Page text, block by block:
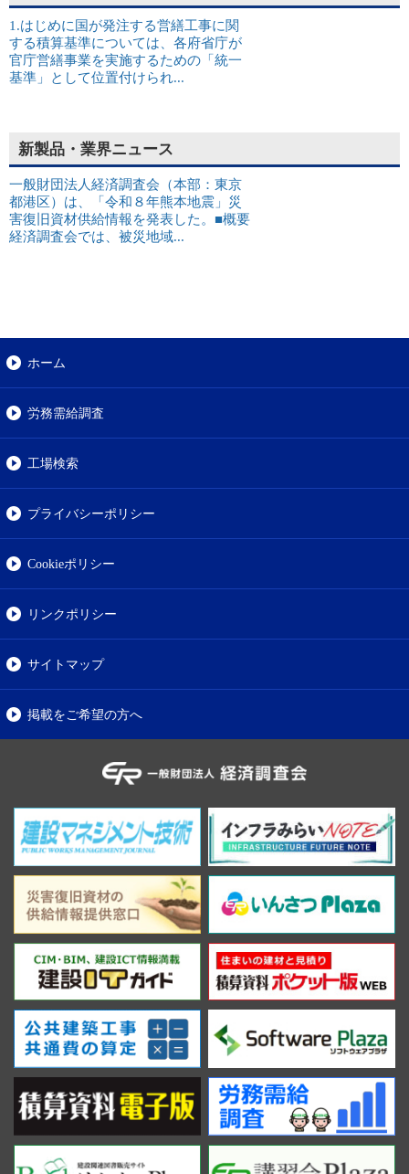
1.はじめに国が発注する営繕工事に関
する積算基準については、各府省庁が
官庁営繕事業を実施するための「統一
基準」として位置付けられ...
新製品・業界ニュース
一般財団法人経済調査会（本部：東京
都港区）は、「令和８年熊本地震」災
害復旧資材供給情報を発表した。■概要
経済調査会では、被災地域...
ホーム
労務需給調査
工場検索
プライバシーポリシー
Cookieポリシー
リンクポリシー
サイトマップ
掲載をご希望の方へ